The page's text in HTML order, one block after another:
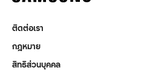
ติดต่อเรา
กฎหมาย
สิทธิส่วนบุคคล